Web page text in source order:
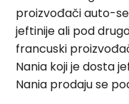
proizvođači auto-
jeftinije ali pod
francuski
Nania koji je dosta
Nania prodaju se